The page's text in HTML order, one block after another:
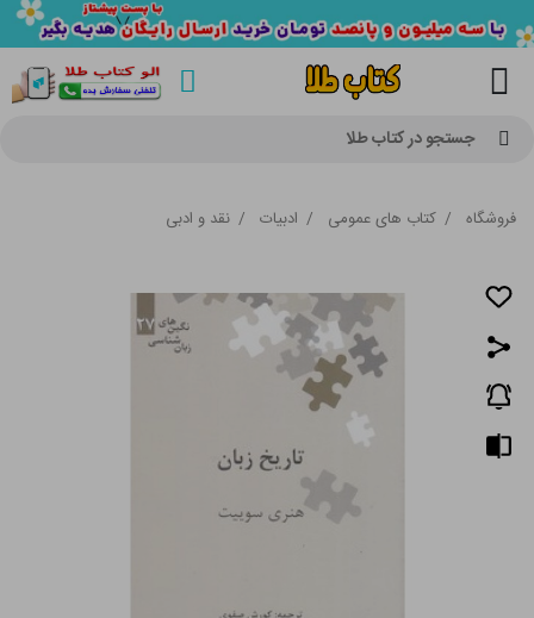
جستجو در کتاب طلا
فروشگاه / کتاب های عمومی / ادبیات / نقد و ادبی